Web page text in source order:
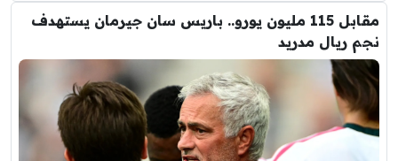
مقابل 115 مليون يورو.. باريس سان جيرمان يستهدف
نجم ريال مدريد